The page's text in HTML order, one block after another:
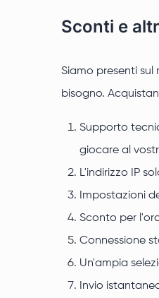
Sconti e
Siamo presenti
bisogno.
Supporto
giocare al
L'indirizzo IP
Impostazioni
Sconto per
Connessione
Un'ampia
Invio